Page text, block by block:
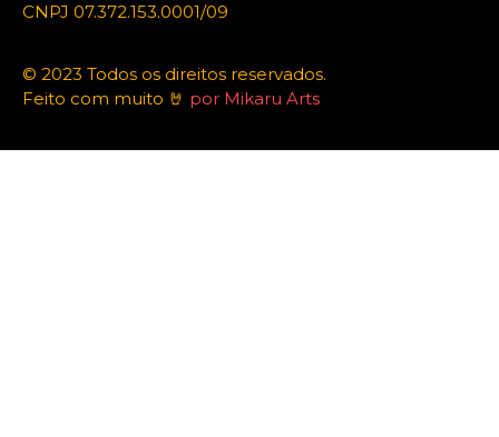
CNPJ 07.372.153.0001/09
© 2023 Todos os direitos reservados.
Feito com muito 🤘 por Mikaru Arts